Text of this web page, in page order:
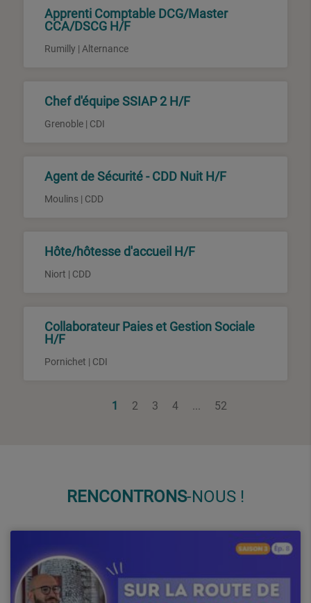
Apprenti Comptable DCG/Master
CCA/DSCG H/F
Rumilly | Alternance
Chef d'équipe SSIAP 2 H/F
Grenoble | CDI
Agent de Sécurité - CDD Nuit H/F
Moulins | CDD
Hôte/hôtesse d'accueil H/F
Niort | CDD
Collaborateur Paies et Gestion Sociale
H/F
Pornichet | CDI
1 2 3 4 ... 52
RENCONTRONS-NOUS !